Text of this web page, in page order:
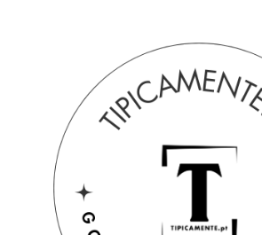
Boissons et gastronomie des
SOS Chocolat – La solution à tous les